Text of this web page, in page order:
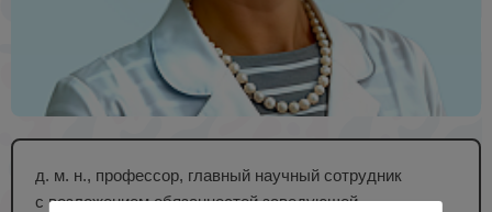
д. м. н., профессор, главный научный сотрудник
с возложением обязанностей заведующей